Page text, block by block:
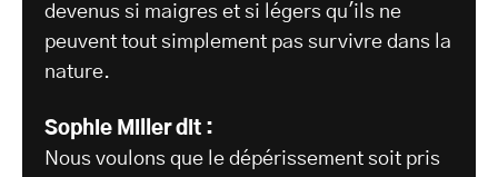
devenus si maigres et si légers qu'ils ne
peuvent tout simplement pas survivre dans la
nature.
Sophie Miller dit :
Nous voulons que le dépérissement soit pris